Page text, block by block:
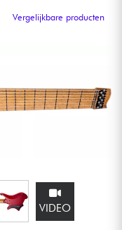
Vergelijkbare producten
VIDEO